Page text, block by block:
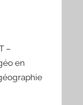
–
en